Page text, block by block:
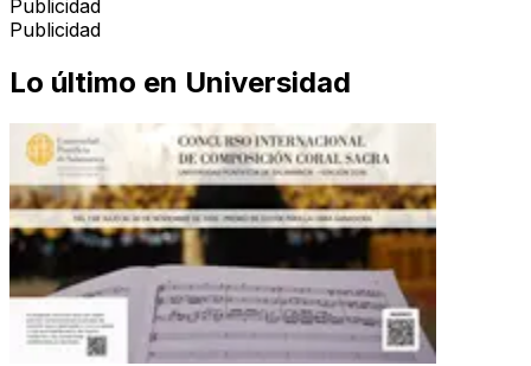
Publicidad
Publicidad
Lo último en Universidad